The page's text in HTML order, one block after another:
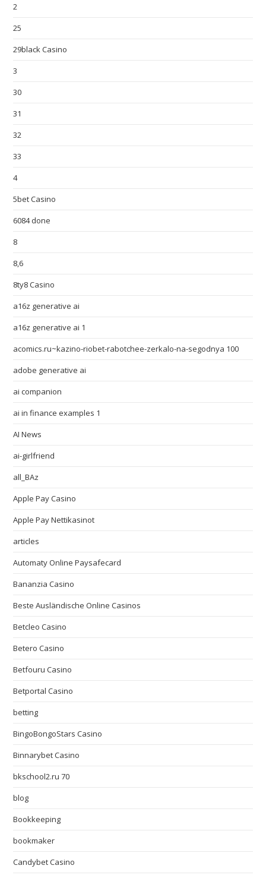
2
25
29black Casino
3
30
31
32
33
4
5bet Casino
6084 done
8
8,6
8ty8 Casino
a16z generative ai
a16z generative ai 1
acomics.ru~kazino-riobet-rabotchee-zerkalo-na-segodnya 100
adobe generative ai
ai companion
ai in finance examples 1
AI News
ai-girlfriend
all_BAz
Apple Pay Casino
Apple Pay Nettikasinot
articles
Automaty Online Paysafecard
Bananzia Casino
Beste Ausländische Online Casinos
Betcleo Casino
Betero Casino
Betfouru Casino
Betportal Casino
betting
BingoBongoStars Casino
Binnarybet Casino
bkschool2.ru 70
blog
Bookkeeping
bookmaker
Candybet Casino